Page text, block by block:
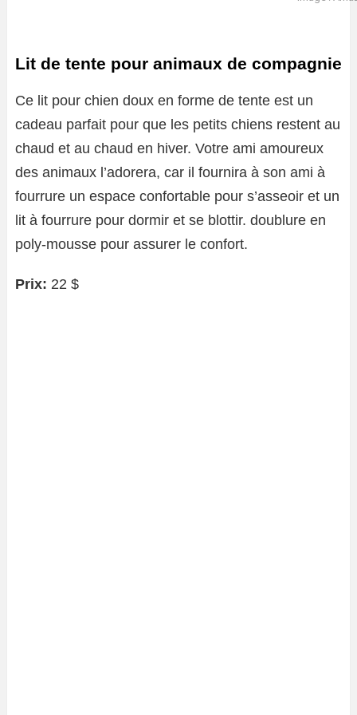
Lit de tente pour animaux de compagnie
Ce lit pour chien doux en forme de tente est un
cadeau parfait pour que les petits chiens restent au
chaud et au chaud en hiver. Votre ami amoureux
des animaux l’adorera, car il fournira à son ami à
fourrure un espace confortable pour s’asseoir et un
lit à fourrure pour dormir et se blottir. doublure en
poly-mousse pour assurer le confort.
Prix: 22 $